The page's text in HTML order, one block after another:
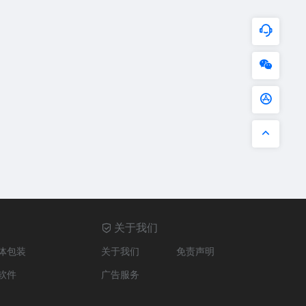
包装
件
关于我们
关于我们
免责声明
广告服务